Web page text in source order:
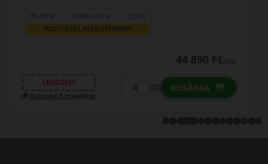
0% THM 100% online 7 perc
FIZETHETEK RÉSZLETEKBEN?
50 190 Ft/db
LENDÜLET
Kuponkód másolása
db KOSÁRBA